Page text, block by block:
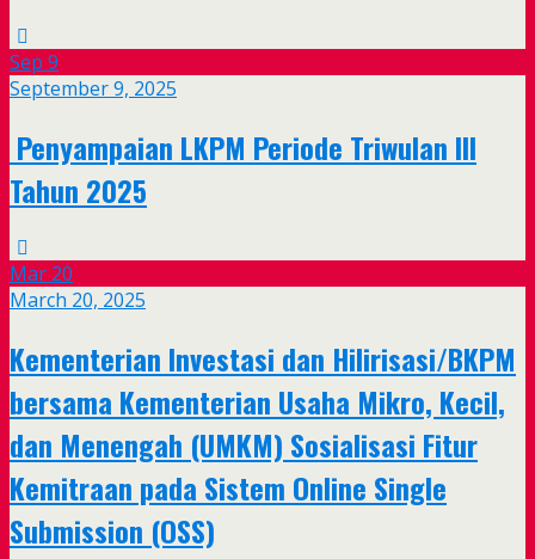
Sep 9
September 9, 2025
Penyampaian LKPM Periode Triwulan III
Tahun 2025
Mar 20
March 20, 2025
Kementerian Investasi dan Hilirisasi/BKPM
bersama Kementerian Usaha Mikro, Kecil,
dan Menengah (UMKM) Sosialisasi Fitur
Kemitraan pada Sistem Online Single
Submission (OSS)